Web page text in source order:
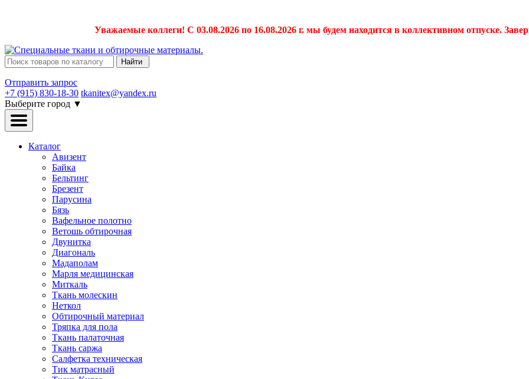
Уважаемые коллеги! С 03.08.2026 по 16.08.2026 г. мы будем находится в коллективном отпуске.
Найти
Отправить запрос
+7 (915) 830-18-30 tkanitex@yandex.ru
Выберите город ▼
Каталог
Авизент
Байка
Бельтинг
Брезент
Парусина
Бязь
Вафельное полотно
Ветошь обтирочная
Двунитка
Диагональ
Мадаполам
Марля медицинская
Миткаль
Ткань молескин
Неткол
Обтирочный материал
Тряпка для пола
Ткань палаточная
Ткань саржа
Салфетка техническая
Тик матрасный